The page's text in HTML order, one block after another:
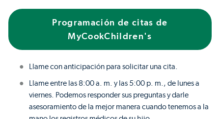
Programación de citas de
MyCookChildren's
Llame con anticipación para solicitar una cita.
Llame entre las 8:00 a. m. y las 5:00 p. m., de lunes a
viernes. Podemos responder sus preguntas y darle
asesoramiento de la mejor manera cuando tenemos a la